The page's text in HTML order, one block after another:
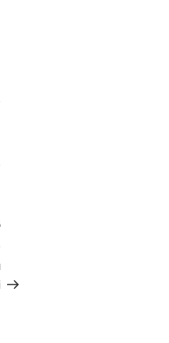
Наступний